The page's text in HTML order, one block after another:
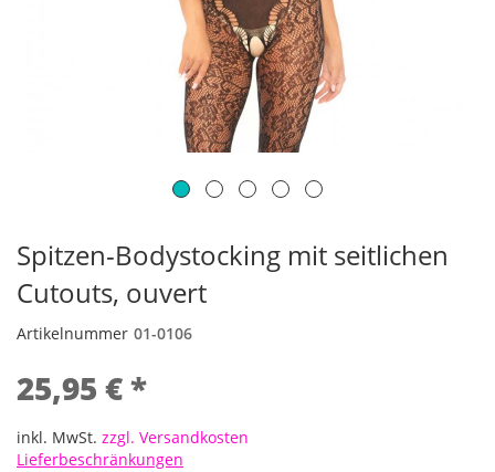
Spitzen-Bodystocking mit seitlichen
Cutouts, ouvert
Artikelnummer 01-0106
25,95 € *
inkl. MwSt. zzgl. Versandkosten
Lieferbeschränkungen